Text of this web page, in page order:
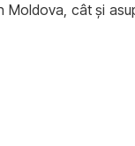
Moldova, cât și